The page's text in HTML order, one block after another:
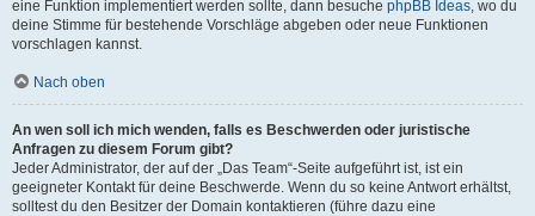
eine Funktion implementiert werden sollte, dann besuche phpBB Ideas, wo du
deine Stimme für bestehende Vorschläge abgeben oder neue Funktionen
vorschlagen kannst.
Nach oben
An wen soll ich mich wenden, falls es Beschwerden oder juristische
Anfragen zu diesem Forum gibt?
Jeder Administrator, der auf der „Das Team“-Seite aufgeführt ist, ist ein
geeigneter Kontakt für deine Beschwerde. Wenn du so keine Antwort erhältst,
solltest du den Besitzer der Domain kontaktieren (führe dazu eine